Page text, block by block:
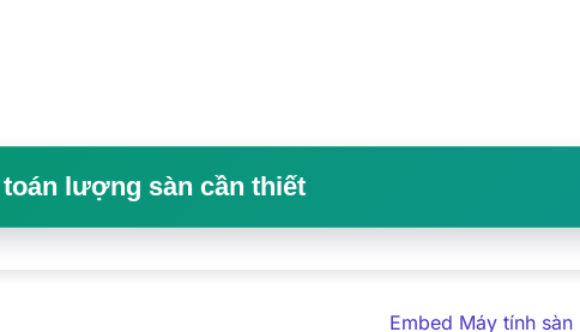
toán lượng sàn cần thiết
Embed Máy tính